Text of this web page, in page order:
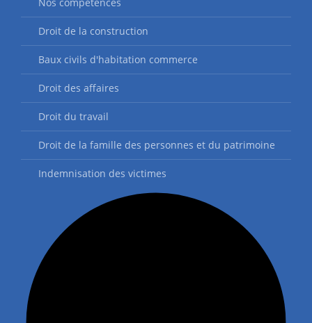
Droit de la construction
Baux civils d'habitation commerce
Droit des affaires
Droit du travail
Droit de la famille des personnes et du patrimoine
Indemnisation des victimes